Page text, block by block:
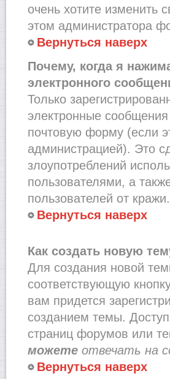
очень хотите изменить
этом администратора
Вернуться наверх
Почему, когда я
электронного
Только
электронные
почтовую форму (если
администрацией). Это
злоупотреблений
пользователями, а
пользователей от кражи.
Вернуться наверх
Как создать новую
Для создания новой
соответствующую
вам придется
созданием темы.
страниц форумов или
можете отвечать на
Вернуться наверх